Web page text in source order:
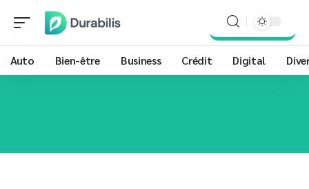
Auto Bien-être Business Crédit Digital